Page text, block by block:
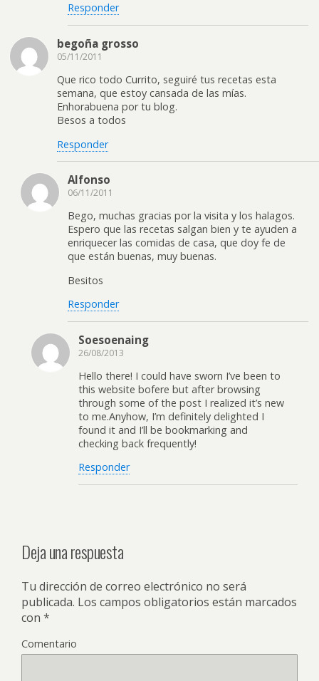
Responder
begoña grosso
05/11/2011
Que rico todo Currito, seguiré tus recetas esta
semana, que estoy cansada de las mías.
Enhorabuena por tu blog.
Besos a todos
Responder
Alfonso
06/11/2011
Bego, muchas gracias por la visita y los halagos.
Espero que las recetas salgan bien y te ayuden a
enriquecer las comidas de casa, que doy fe de
que están buenas, muy buenas.
Besitos
Responder
Soesoenaing
26/08/2013
Hello there! I could have sworn I’ve been to
this website bofere but after browsing
through some of the post I realized it’s new
to me.Anyhow, I’m definitely delighted I
found it and I’ll be bookmarking and
checking back frequently!
Responder
Deja una respuesta
Tu dirección de correo electrónico no será
publicada. Los campos obligatorios están marcados
con *
Comentario